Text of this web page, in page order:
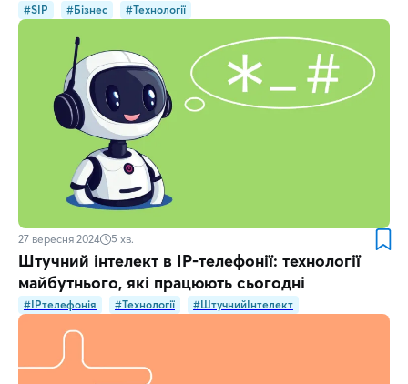
#SIP #Бізнес #Технології
27 вересня 2024 5 хв.
Штучний інтелект в IP-телефонії: технології
майбутнього, які працюють сьогодні
#IPтелефонія #Технології #ШтучнийІнтелект